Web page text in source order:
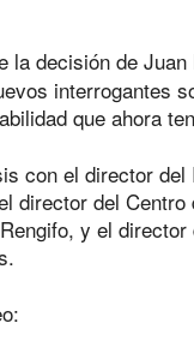
la decisión de
interrogantes
que ahora
con el director
director del
y el